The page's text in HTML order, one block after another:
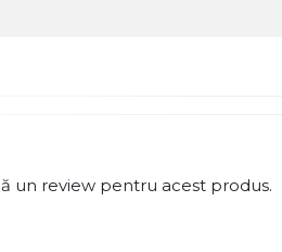
un review pentru acest produs.